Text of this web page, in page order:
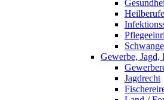
Heilberufe
Gewerbe, Jagd,
Jagdrecht